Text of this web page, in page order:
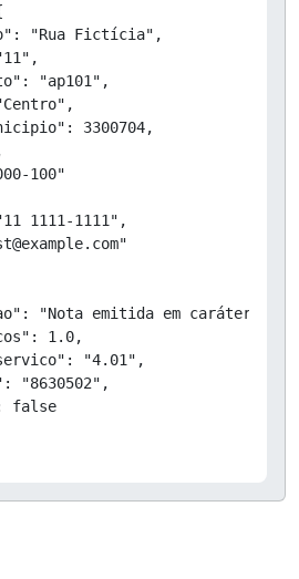
"Rua Fictícia",
"ap101",
3300704,
100"
1111-1111",
"Nota emitida em caráter de
1.0,
"4.01",
"8630502",
false